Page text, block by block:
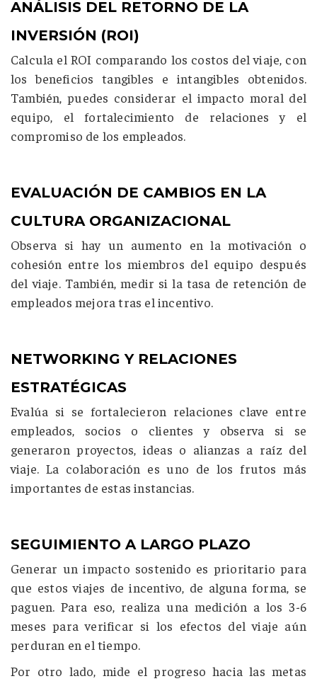
ANÁLISIS DEL RETORNO DE LA
INVERSIÓN (ROI)
Calcula el ROI comparando los costos del viaje, con
los beneficios tangibles e intangibles obtenidos.
También, puedes considerar el impacto moral del
equipo, el fortalecimiento de relaciones y el
compromiso de los empleados.
EVALUACIÓN DE CAMBIOS EN LA
CULTURA ORGANIZACIONAL
Observa si hay un aumento en la motivación o
cohesión entre los miembros del equipo después
del viaje. También, medir si la tasa de retención de
empleados mejora tras el incentivo.
NETWORKING Y RELACIONES
ESTRATÉGICAS
Evalúa si se fortalecieron relaciones clave entre
empleados, socios o clientes y observa si se
generaron proyectos, ideas o alianzas a raíz del
viaje. La colaboración es uno de los frutos más
importantes de estas instancias.
SEGUIMIENTO A LARGO PLAZO
Generar un impacto sostenido es prioritario para
que estos viajes de incentivo, de alguna forma, se
paguen. Para eso, realiza una medición a los 3-6
meses para verificar si los efectos del viaje aún
perduran en el tiempo.
Por otro lado, mide el progreso hacia las metas